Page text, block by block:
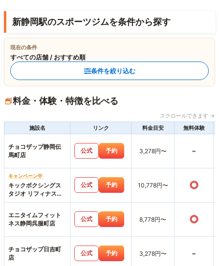
新静岡駅のスポーツジムを条件から探す
現在の条件
すべての店舗 / おすすめ順
条件を絞り込む
料金・体験・特徴を比べる
スクロールできます →
施設名
リンク 料金目安 無料体験
チョコザップ静岡伝
馬町店
公式 予約 3,278円〜 -
キャンペーン中
キックボクシングス
タジオ リフィナス静
岡店
公式 予約 10,778円〜 ○
エニタイムフィット
ネス静岡呉服町店
公式 予約 8,778円〜 ○
チョコザップ日吉町
店
公式 予約 3,278円〜 -